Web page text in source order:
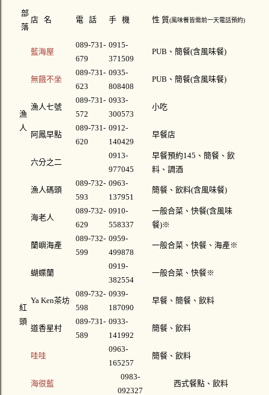
部
落
店 名 電 話 手 機 性 質(風味餐皆需前一天電話預約)
漁
人
藍海屋
089-731-
679
0915-
371509
PUB、簡餐(含風味餐)
無餓不坐
089-731-
623
0935-
808408
PUB、簡餐(含風味餐)
漁人七號
089-731-
572
0933-
300573
小吃
阿鳳早點
089-731-
620
0912-
140429
早餐店
六分之二
0913-
977045
早餐預約145、簡餐、飲
料、調酒
漁人碼頭
089-732-
593
0963-
137951
簡餐、飲料(含風味餐)
紅
頭
海老人
089-732-
629
0910-
558337
一般合菜、快餐(含風味
餐)※
蘭嶼海產
089-732-
599
0959-
499878
一般合菜、快餐、海產※
蝴蝶蘭
0919-
382554
一般合菜、快餐※
Ya Ken茶坊
089-732-
598
0939-
187090
早餐、簡餐、飲料
道香星村
089-731-
589
0933-
141992
簡餐、飲料
哇哇
0963-
165257
簡餐、飲料
海很藍
0983-
092327
西式餐點、飲料